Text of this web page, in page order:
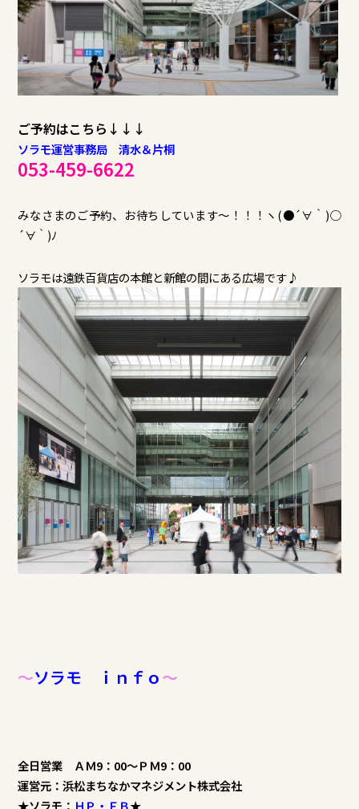
ご予約はこちら↓↓↓
ソラモ運営事務局 清水＆片桐
053-459-6622
みなさまのご予約、お待ちしています～！！！ヽ(●´∀｀)○
´∀｀)ﾉ
ソラモは遠鉄百貨店の本館と新館の間にある広場です♪
～ソラモ ｉｎｆｏ～
全日営業 ＡＭ9：00～ＰＭ9：00
運営元：浜松まちなかマネジメント株式会社
★ソラモ： ＨＰ ・ ＦＢ★